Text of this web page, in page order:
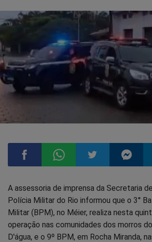
Compartilhar
no
Facebook
Compartilhar
no
Whatsapp
Compartilhar
no
Twitter
no
A assessoria de imprensa da Secretaria
Polícia Militar do Rio informou que o 3°
Militar (BPM), no Méier, realiza nesta
operação nas comunidades dos morros
D'água, e o 9º BPM, em Rocha Miranda,